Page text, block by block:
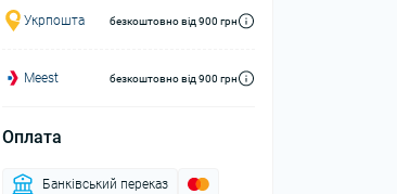
Укрпошта безкоштовно від 900 грн
Meest безкоштовно від 900 грн
Оплата
Банківський переказ